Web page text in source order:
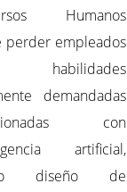
Humanos
perder empleados
habilidades
demandadas
con
artificial,
diseño de